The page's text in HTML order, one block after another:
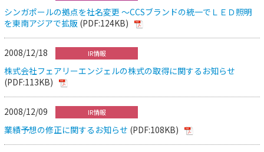
シンガポールの拠点を社名変更 ～CCSブランドの統一でＬＥＤ照明
を東南アジアで拡販 (PDF:124KB)
2008/12/18 IR情報
株式会社フェアリーエンジェルの株式の取得に関するお知らせ
(PDF:113KB)
2008/12/09 IR情報
業績予想の修正に関するお知らせ (PDF:108KB)